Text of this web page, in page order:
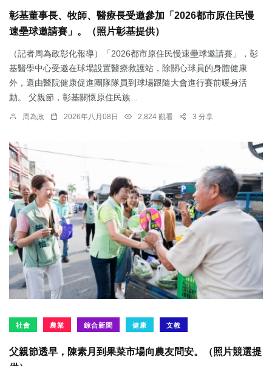
彰基董事長、牧師、醫療長受邀參加「2026都市原住民慢
速壘球邀請賽」。（照片彰基提供）
（記者周為政彰化報導）「2026都市原住民慢速壘球邀請賽」，彰
基醫學中心受邀在球場設置醫療救護站，除關心球員的身體健康
外，還由醫院健康促進團隊隊員到球場跟隨大會進行賽前暖身活
動。 父親節，彰基關懷原住民族...
周為政 2026年八月08日 2,824 觀看 3 分享
社會 農業 綜合新聞 健康 文教
父親節透早，陳素月到果菜市場向農友問安。（照片競選提